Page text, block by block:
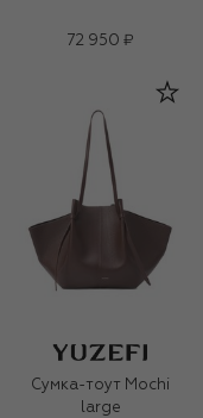
72 950 ₽
Сумка-тоут Mochi
large